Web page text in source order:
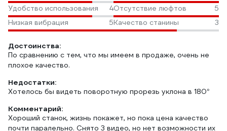
Удобство использования
4Отсутствие люфтов
5
Низкая вибрация
5Качество станины 3
Достоинства:
По сравнению с тем, что мы имеем в продаже, очень не
плохое качество.
Недостатки:
Хотелось бы видеть поворотную прорезь уклона в 180°
Комментарий:
Хороший станок, жизнь покажет, но пока цена качество
почти паралельно. Снято 3 видео, но нет возможности их